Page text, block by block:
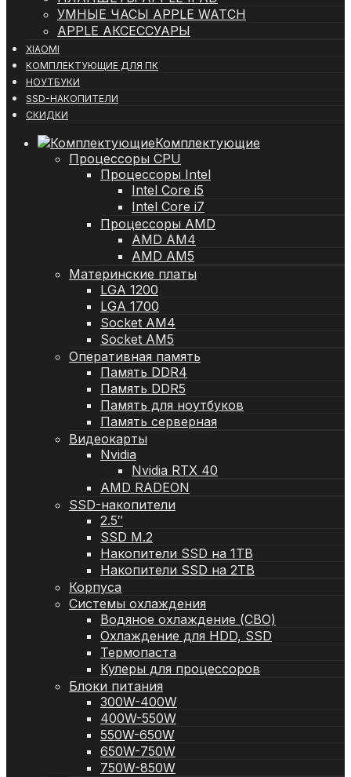
УМНЫЕ ЧАСЫ APPLE WATCH
APPLE АКСЕССУАРЫ
XIAOMI
КОМПЛЕКТУЮЩИЕ ДЛЯ ПК
НОУТБУКИ
SSD-НАКОПИТЕЛИ
СКИДКИ
Комплектующие
Процессоры CPU
Процессоры Intel
Intel Core i5
Intel Core i7
Процессоры AMD
AMD AM4
AMD AM5
Материнские платы
LGA 1200
LGA 1700
Socket AM4
Socket AM5
Оперативная память
Память DDR4
Память DDR5
Память для ноутбуков
Память серверная
Видеокарты
Nvidia
Nvidia RTX 40
AMD RADEON
SSD-накопители
2.5″
SSD M.2
Накопители SSD на 1TB
Накопители SSD на 2TB
Корпуса
Системы охлаждения
Водяное охлаждение (СВО)
Охлаждение для HDD, SSD
Термопаста
Кулеры для процессоров
Блоки питания
300W-400W
400W-550W
550W-650W
650W-750W
750W-850W